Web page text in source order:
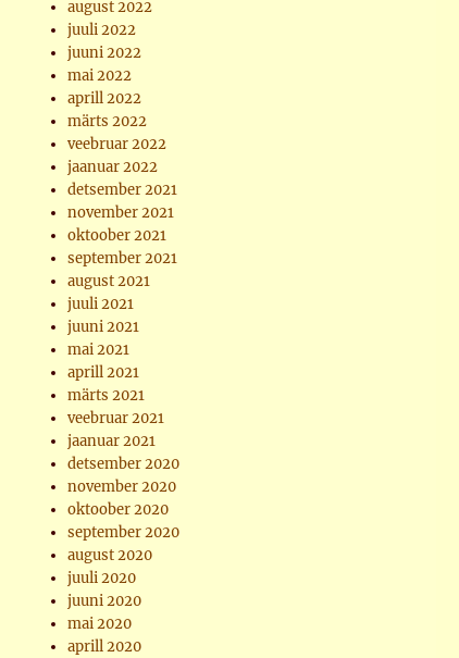
august 2022
juuli 2022
juuni 2022
mai 2022
aprill 2022
märts 2022
veebruar 2022
jaanuar 2022
detsember 2021
november 2021
oktoober 2021
september 2021
august 2021
juuli 2021
juuni 2021
mai 2021
aprill 2021
märts 2021
veebruar 2021
jaanuar 2021
detsember 2020
november 2020
oktoober 2020
september 2020
august 2020
juuli 2020
juuni 2020
mai 2020
aprill 2020